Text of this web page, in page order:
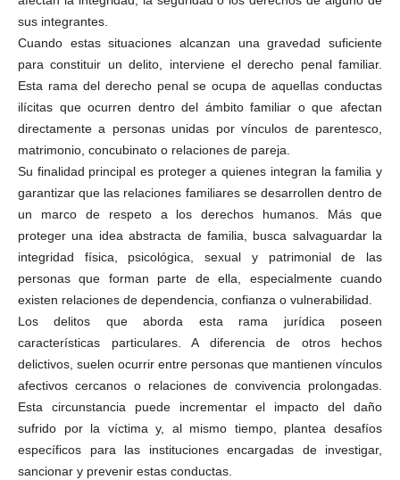
sus integrantes.
Cuando estas situaciones alcanzan una gravedad suficiente
para constituir un delito, interviene el derecho penal familiar.
Esta rama del derecho penal se ocupa de aquellas conductas
ilícitas que ocurren dentro del ámbito familiar o que afectan
directamente a personas unidas por vínculos de parentesco,
matrimonio, concubinato o relaciones de pareja.
Su finalidad principal es proteger a quienes integran la familia y
garantizar que las relaciones familiares se desarrollen dentro de
un marco de respeto a los derechos humanos. Más que
proteger una idea abstracta de familia, busca salvaguardar la
integridad física, psicológica, sexual y patrimonial de las
personas que forman parte de ella, especialmente cuando
existen relaciones de dependencia, confianza o vulnerabilidad.
Los delitos que aborda esta rama jurídica poseen
características particulares. A diferencia de otros hechos
delictivos, suelen ocurrir entre personas que mantienen vínculos
afectivos cercanos o relaciones de convivencia prolongadas.
Esta circunstancia puede incrementar el impacto del daño
sufrido por la víctima y, al mismo tiempo, plantea desafíos
específicos para las instituciones encargadas de investigar,
sancionar y prevenir estas conductas.